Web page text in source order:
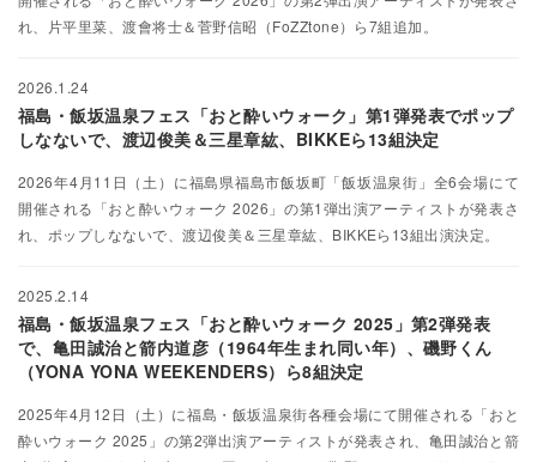
れ、片平里菜、渡會将士＆菅野信昭（FoZZtone）ら7組追加。
2026.1.24
福島・飯坂温泉フェス「おと酔いウォーク」第1弾発表でポップ
しなないで、渡辺俊美＆三星章紘、BIKKEら13組決定
2026年4月11日（土）に福島県福島市飯坂町「飯坂温泉街」全6会場にて
開催される「おと酔いウォーク 2026」の第1弾出演アーティストが発表さ
れ、ポップしなないで、渡辺俊美＆三星章紘、BIKKEら13組出演決定。
2025.2.14
福島・飯坂温泉フェス「おと酔いウォーク 2025」第2弾発表
で、亀田誠治と箭内道彦（1964年生まれ同い年）、磯野くん
（YONA YONA WEEKENDERS）ら8組決定
2025年4月12日（土）に福島・飯坂温泉街各種会場にて開催される「おと
酔いウォーク 2025」の第2弾出演アーティストが発表され、亀田誠治と箭